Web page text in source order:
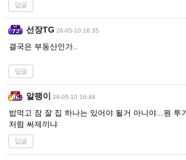
답글
선장TG 26-05-10 16:35
결국은 부동산인가..
답글
알팽이 26-05-10 16:48
밥먹고 잠 잘 집 하나는 있어야 될거 아니야...뭔 투
처럼 써제끼냐
답글